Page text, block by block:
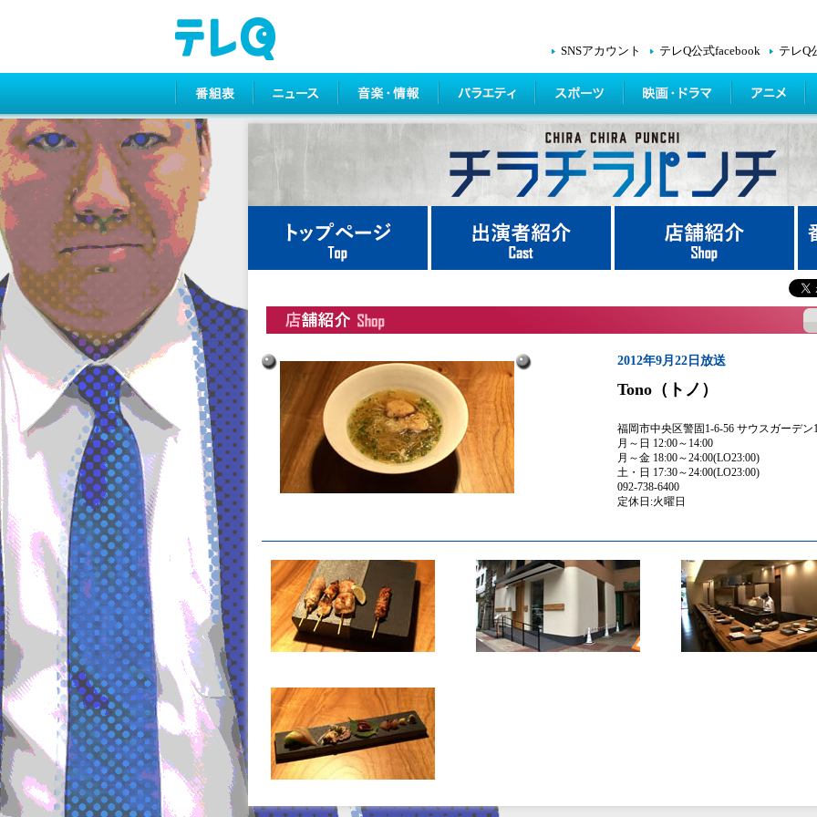
SNSアカウント テレQ公式facebook テレQ
2012年9月22日放送
Tono（トノ）
福岡市中央区警固1-6-56 サウスガーデン
月～日 12:00～14:00
月～金 18:00～24:00(LO23:00)
土・日 17:30～24:00(LO23:00)
092-738-6400
定休日:火曜日